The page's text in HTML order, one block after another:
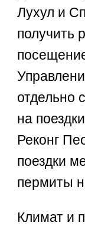
Лухул и
получить
отдельно
на
Реконг
поездки
пермиты
Климат и